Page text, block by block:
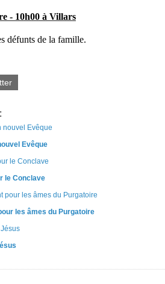
- 10h00 à Villars
défunts de la famille.
Evêque
le Conclave
les âmes du Purgatoire